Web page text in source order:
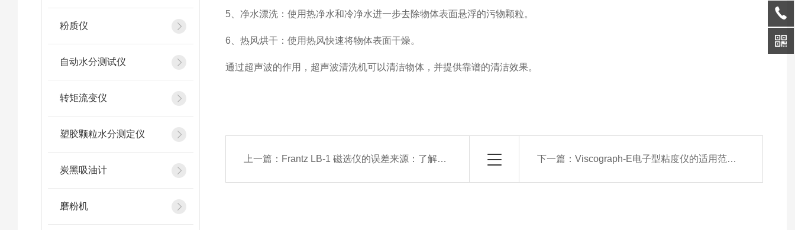
粉质仪
自动水分测试仪
转矩流变仪
塑胶颗粒水分测定仪
炭黑吸油计
磨粉机
5、净水漂洗：使用热净水和冷净水进一步去除物体表面悬浮的污物颗粒。
6、热风烘干：使用热风快速将物体表面干燥。
通过超声波的作用，超声波清洗机可以清洁物体，并提供靠谱的清洁效果。
上一篇： Frantz LB-1 磁选仪的误差来源：了解并减少误差以提高准确性 下一篇： Viscograph-E电子型粘度仪的适用范围和应用领域